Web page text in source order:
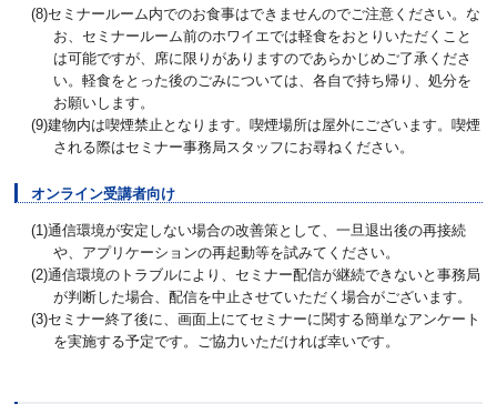
(8)セミナールーム内でのお食事はできませんのでご注意ください。な
お、セミナールーム前のホワイエでは軽食をおとりいただくこと
は可能ですが、席に限りがありますのであらかじめご了承くださ
い。軽食をとった後のごみについては、各自で持ち帰り、処分を
お願いします。
(9)建物内は喫煙禁止となります。喫煙場所は屋外にございます。喫煙
される際はセミナー事務局スタッフにお尋ねください。
オンライン受講者向け
(1)通信環境が安定しない場合の改善策として、一旦退出後の再接続
や、アプリケーションの再起動等を試みてください。
(2)通信環境のトラブルにより、セミナー配信が継続できないと事務局
が判断した場合、配信を中止させていただく場合がございます。
(3)セミナー終了後に、画面上にてセミナーに関する簡単なアンケート
を実施する予定です。ご協力いただければ幸いです。